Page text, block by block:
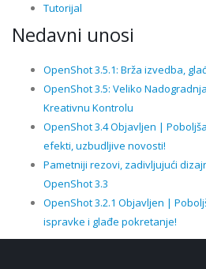
Tutorijal
Nedavni unosi
OpenShot 3.5.1: Brža izvedba,
OpenShot 3.5: Veliko
Kreativnu Kontrolu
OpenShot 3.4 Objavljen |
efekti, uzbudljive novosti!
Pametniji rezovi, zadivljujući
OpenShot 3.3
OpenShot 3.2.1 Objavljen |
ispravke i glađe pokretanje!